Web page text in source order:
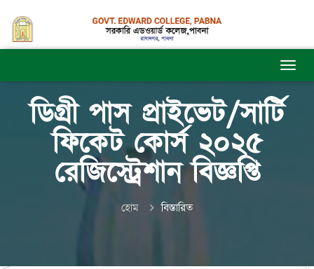
ডিগ্রী পাস প্রাইভেট/সার্টি
ফিকেট কোর্স ২০২৫
রেজিস্ট্রেশান বিজ্ঞপ্তি
হোম বিস্তারিত